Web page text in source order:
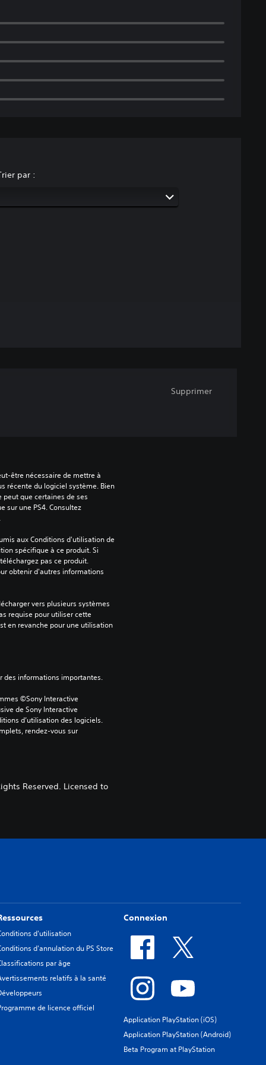
par :
Supprimer
être nécessaire de mettre à
récente du logiciel système. Bien
peut que certaines de ses
sur une PS4. Consultez
aux Conditions d'utilisation de
spécifique à ce produit. Si
pas ce produit.
obtenir d'autres informations
vers plusieurs systèmes
requise pour utiliser cette
en revanche pour une utilisation
des informations importantes.
©Sony Interactive
de Sony Interactive
d’utilisation des logiciels.
rendez-vous sur
Reserved. Licensed to
d'utilisation
d'annulation du PS Store
par âge
relatifs à la santé
de licence officiel
Connexion
Application PlayStation (iOS)
Application PlayStation (Android)
Beta Program at PlayStation